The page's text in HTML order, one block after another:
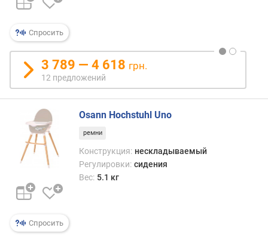
а
н
а
г
р
у
з
а
(
к
в
с
Спросить
3 789 — 4 618 грн.
12 предложений
Спросить
Osann Hochstuhl Uno
ремни
Конструкция: нескладываемый
Регулировки: сидения
Вес: 5.1 кг